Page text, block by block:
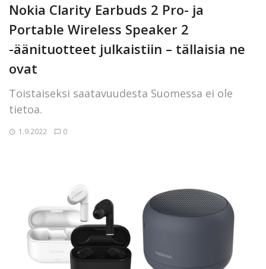
Nokia Clarity Earbuds 2 Pro- ja
Portable Wireless Speaker 2
-äänituotteet julkaistiin – tällaisia ne
ovat
Toistaiseksi saatavuudesta Suomessa ei ole
tietoa.
1.9.2022 0